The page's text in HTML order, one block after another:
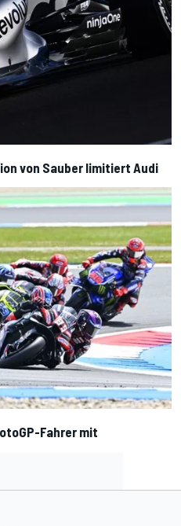
von Sauber limitiert Audi
Fahrer mit